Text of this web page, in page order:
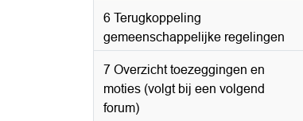
6 Terugkoppeling
gemeenschappelijke regelingen
7 Overzicht toezeggingen en
moties (volgt bij een volgend
forum)